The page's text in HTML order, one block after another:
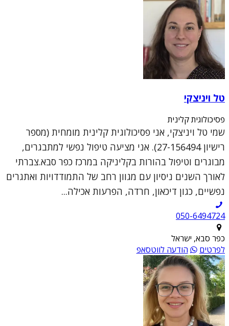
טל ויניצקי
פסיכולוגית קלינית
שמי טל ויניצקי, אני פסיכולוגית קלינית מומחית (מספר
רישיון 27-156494). אני מציעה טיפול נפשי למתבגרים,
מבוגרים וטיפול בהורות בקליניקה במרכז כפר סבא.צברתי
לאורך השנים ניסיון עם מגוון רחב של התמודדויות ואתגרים
נפשיים, כגון דיכאון, חרדה, הפרעות אכילה...
050-6494724
כפר סבא, ישראל
לפרטים
הודעה לווטסאפ